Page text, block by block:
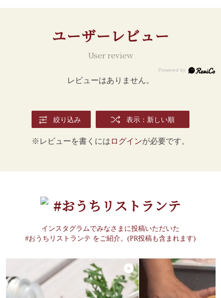
ユーザーレビュー
User review
レビューはありません。
絞り込み 表示：新しい順
※レビューを書くには ログインが必要です。
#おうちリストランテ
インスタグラムでみなさまに投稿いただいた
#おうちリストランテ をご紹介。(PR投稿も含まれます)